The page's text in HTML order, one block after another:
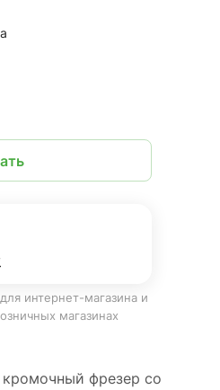
интернет-магазина и
магазинах
фрезер со